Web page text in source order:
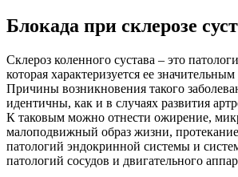
Блокада при склерозе
Склероз коленного сустава – это
которая характеризуется ее
Причины возникновения такого
идентичны, как и в случаях развития
К таковым можно отнести ожирение,
малоподвижный образ жизни,
патологий эндокринной системы и
патологий сосудов и двигательного